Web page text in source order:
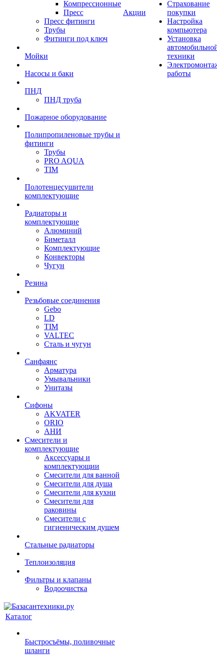
Компрессионные
Пресс
Пресс фитинги
Трубы
Фитинги под ключ
Мойки
Насосы и баки
ПНД
ПНД труба
Пожарное оборудование
Полипропиленовые трубы и
фитинги
Трубы
PRO AQUA
TIM
Полотенцесушители
комплектующие
Радиаторы и
комплектующие
Алюминий
Биметалл
Комплектующие
Конвекторы
Чугун
Резина
Резьбовые соединения
Gebo
LD
TIM
VALTEC
Сталь и чугун
Санфаянс
Арматура
Умывальники
Унитазы
Сифоны
AKVATER
ORIO
АНИ
Смесители и
комплектующие
Аксессуары и
комплектующии
Смесители для ванной
Смесители для душа
Смесители для кухни
Смесители для
раковины
Смесители с
гигиеническим душем
Стальные радиаторы
Теплоизоляция
Фильтры и клапаны
Водоочистка
Акции
Страхование
покупки
Настройка
компьютера
Установка
техники
работы
Каталог
Быстросъёмы, поливочные
шланги